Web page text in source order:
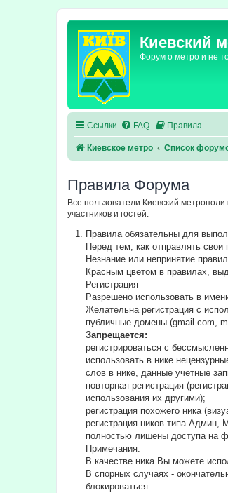
Киевский
Форум о метро и не
Ссылки FAQ Правила
Киевское метро Список
Правила Форума
Все пользователи Киевский
участников и гостей.
Правила обязательны для
Перед тем, как отправлять
Незнание или непринятие
Красным цветом в правилах,
Регистрация
Разрешено использовать в
Желательна регистрация с
публичные домены (gmail.com,
Запрещается:
регистрироваться с
использовать в нике
слов в нике, данные учетные
повторная регистрация
использования их другими);
регистрация похожего ника
регистрация ников типа Админ,
полностью лишены доступа на
Примечания:
В качестве ника Вы можете
В спорных случаях -
блокироваться.